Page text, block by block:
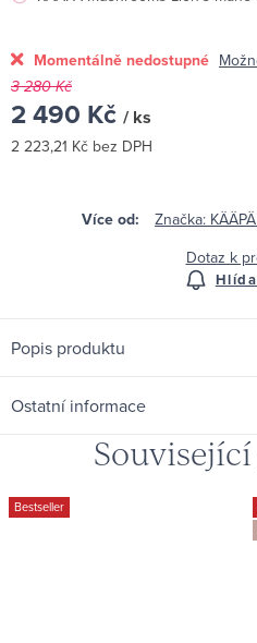
Momentálně nedostupné
3 280 Kč
2 490 Kč / ks
2 223,21 Kč bez DPH
Značka:
Dotaz k
Popis produktu
Ostatní informace
Bestseller